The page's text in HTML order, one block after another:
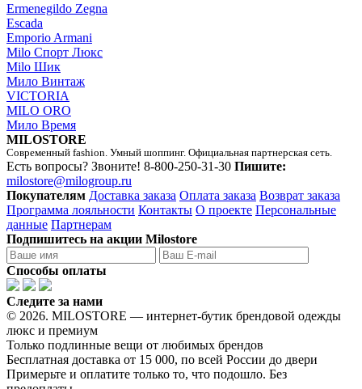
Ermenegildo Zegna
Escada
Emporio Armani
Milo Спорт Люкс
Milo Шик
Мило Винтаж
VICTORIA
MILO ORO
Мило Время
MILOSTORE
Современный fashion. Умный шоппинг. Официальная партнерская сеть.
Есть вопросы? Звоните! 8-800-250-31-30 Пишите:
milostore@milogroup.ru
Покупателям Доставка заказа Оплата заказа Возврат заказа
Программа лояльности Контакты О проекте Персональные
данные Партнерам
Подпишитесь на акции Milostore
Способы оплаты
Следите за нами
© 2026. MILOSTORE — интернет-бутик брендовой одежды
люкс и премиум
Только подлинные вещи от любимых брендов
Бесплатная доставка от 15 000, по всей России до двери
Примерьте и оплатите только то, что подошло. Без